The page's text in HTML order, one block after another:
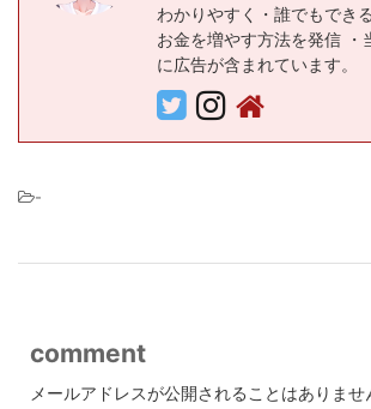
わかりやすく・誰でもでき
お金を増やす方法を発信 ・
に広告が含まれています。
-
comment
メールアドレスが公開されることはありませ